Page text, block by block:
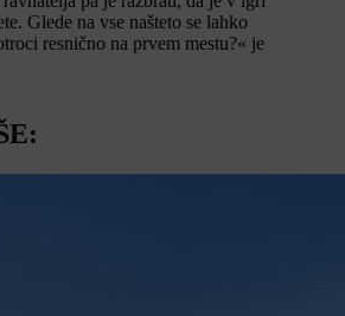
Glede na vse našteto se lahko
resnično na prvem mestu?« je